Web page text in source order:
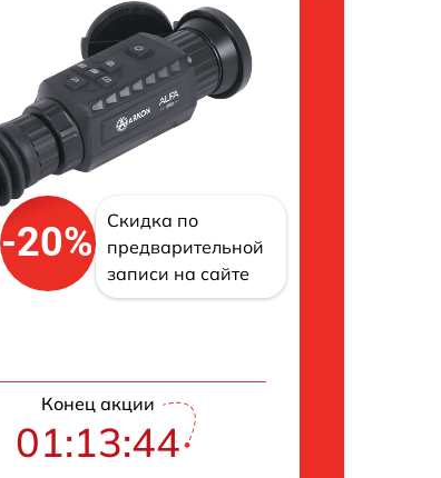
-20%
Скидка по
предварительной
записи на сайте
Конец акции
01:13:43